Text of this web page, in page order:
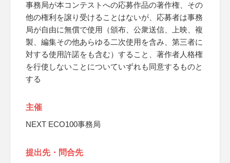
事務局が本コンテストへの応募作品の著作権、その
他の権利を譲り受けることはないが、応募者は事務
局が自由に無償で使用（頒布、公衆送信、上映、複
製、編集その他あらゆる二次使用を含み、第三者に
対する使用許諾をも含む）すること、著作者人格権
を行使しないことについていずれも同意するものと
する
主催
NEXT ECO100事務局
提出先・問合先